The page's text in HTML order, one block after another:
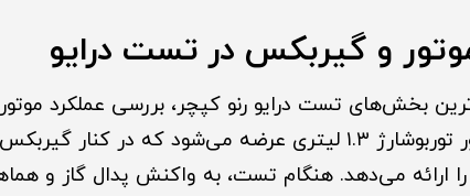
و گیربکس در تست درایو
بخش‌های تست درایو رنو کپچر، بررسی عملکرد
را ارائه می‌دهد. هنگام تست، به واکنش پدال گاز و